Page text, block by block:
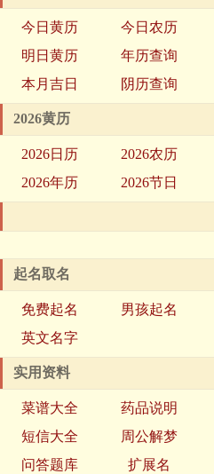
今日黄历 今日农历
明日黄历
年历查询
本月吉日
阴历查询
2026黄历
2026日历 2026农历
2026年历
2026节日
起名取名
免费起名 男孩起名
英文名字
实用资料
菜谱大全 药品说明
短信大全
周公解梦
问答题库
扩展名